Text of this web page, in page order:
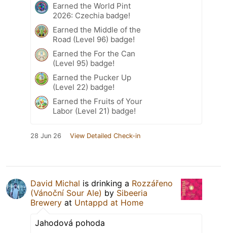
Earned the World Pint
2026: Czechia badge!
Earned the Middle of the
Road (Level 96) badge!
Earned the For the Can
(Level 95) badge!
Earned the Pucker Up
(Level 22) badge!
Earned the Fruits of Your
Labor (Level 21) badge!
28 Jun 26 View Detailed Check-in
David Michal is drinking a Rozzářeno
(Vánoční Sour Ale) by Sibeeria
Brewery at Untappd at Home
Jahodová pohoda